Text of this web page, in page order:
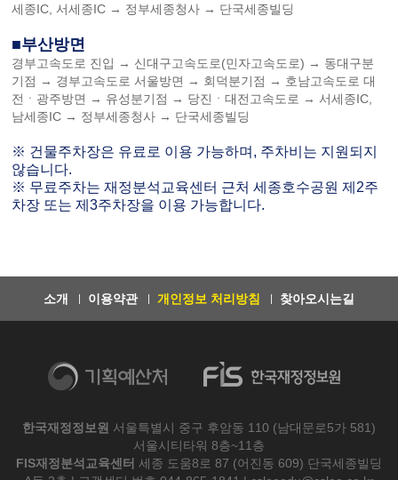
세종IC, 서세종IC → 정부세종청사 → 단국세종빌딩
■부산방면
경부고속도로 진입 → 신대구고속도로(민자고속도로) → 동대구분
기점 → 경부고속도로 서울방면 → 회덕분기점 → 호남고속도로 대
전ㆍ광주방면 → 유성분기점 → 당진ㆍ대전고속도로 → 서세종IC,
남세종IC → 정부세종청사 → 단국세종빌딩
※ 건물주차장은 유료로 이용 가능하며, 주차비는 지원되지
않습니다.
※ 무료주차는 재정분석교육센터 근처 세종호수공원 제2주
차장 또는 제3주차장을 이용 가능합니다.
소개 이용약관 개인정보 처리방침 찾아오시는길
한국재정정보원 서울특별시 중구 후암동 110 (남대문로5가 581)
서울시티타워 8층~11층
FIS재정분석교육센터 세종 도움8로 87 (어진동 609) 단국세종빌딩